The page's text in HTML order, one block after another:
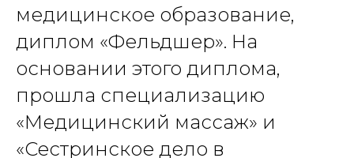
медицинское образование,
диплом «Фельдшер». На
основании этого диплома,
прошла специализацию
«Медицинский массаж» и
«Сестринское дело в